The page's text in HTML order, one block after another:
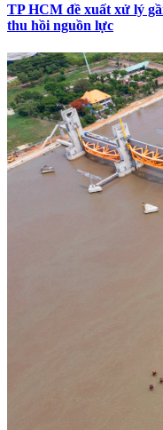
TP HCM đề xuất xử lý
thu hồi nguồn lực